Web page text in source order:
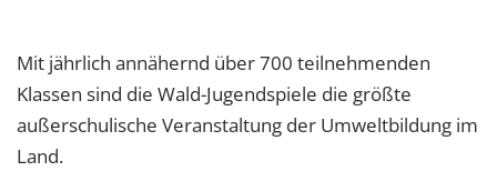
Mit jährlich annähernd über 700 teilnehmenden
Klassen sind die Wald-Jugendspiele die größte
außerschulische Veranstaltung der Umweltbildung im
Land.